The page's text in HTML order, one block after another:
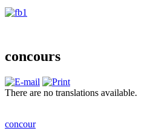
concours
There are no translations available.
concour